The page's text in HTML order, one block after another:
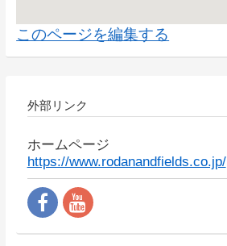
このページを編集する
外部リンク
ホームページ
https://www.rodanandfields.co.jp/